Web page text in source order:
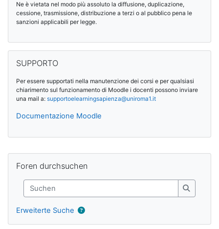
Ne è vietata nel modo più assoluto la diffusione, duplicazione,
cessione, trasmissione, distribuzione a terzi o al pubblico pena le
sanzioni applicabili per legge.
SUPPORTO
Per essere supportati nella manutenzione dei corsi e per qualsiasi
chiarimento sul funzionamento di Moodle i docenti possono inviare
una mail a: supportoelearningsapienza@uniroma1.it
Documentazione Moodle
Foren durchsuchen
Suchen
Suchen
Erweiterte Suche